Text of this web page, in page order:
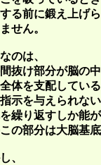
る前に鍛え上げ
せん。
のは、
抜け部分が脳の
体を支配してい
示を与えられな
繰り返すしか能
の部分は大脳基
、